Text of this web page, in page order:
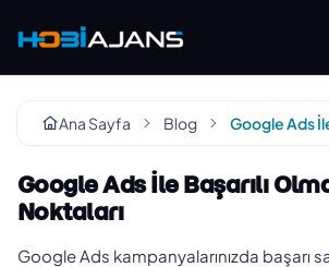
Ana Sayfa Blog
Google Ads İle Başarılı
Noktaları
Google Ads kampanyalarınızda başarı